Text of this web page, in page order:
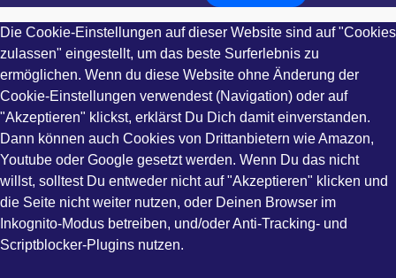
Die Cookie-Einstellungen auf dieser Website sind auf "Cookies
zulassen" eingestellt, um das beste Surferlebnis zu
ermöglichen. Wenn du diese Website ohne Änderung der
Cookie-Einstellungen verwendest (Navigation) oder auf
"Akzeptieren" klickst, erklärst Du Dich damit einverstanden.
Dann können auch Cookies von Drittanbietern wie Amazon,
Youtube oder Google gesetzt werden. Wenn Du das nicht
willst, solltest Du entweder nicht auf "Akzeptieren" klicken und
die Seite nicht weiter nutzen, oder Deinen Browser im
Inkognito-Modus betreiben, und/oder Anti-Tracking- und
Scriptblocker-Plugins nutzen.